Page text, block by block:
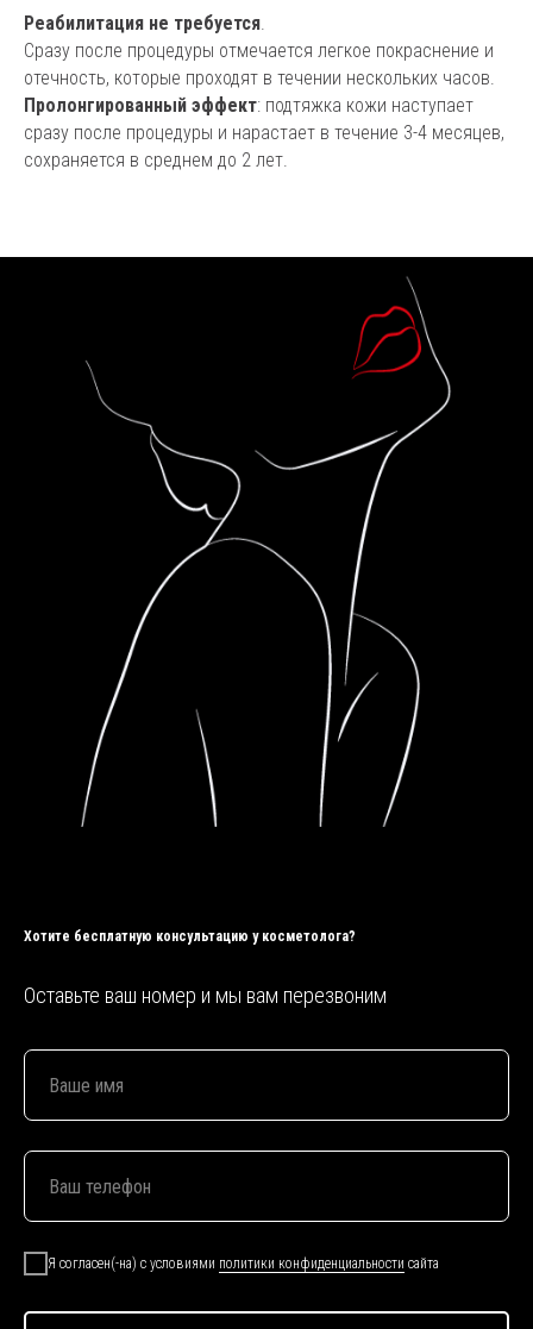
Реабилитация не требуется.
Сразу после процедуры отмечается легкое покраснение и
отечность, которые проходят в течении нескольких часов.
Пролонгированный эффект: подтяжка кожи наступает
сразу после процедуры и нарастает в течение 3-4 месяцев,
сохраняется в среднем до 2 лет.
Хотите бесплатную консультацию у косметолога?
Оставьте ваш номер и мы вам перезвоним
Я согласен(-на) с условиями политики конфиденциальности сайта